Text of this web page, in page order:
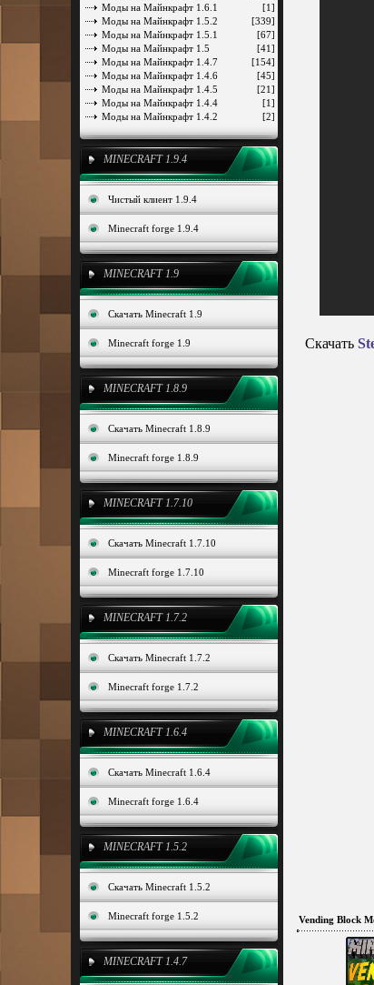
[1]
Моды на Майнкрафт 1.6.1
[339]
Моды на Майнкрафт 1.5.2
[67]
Моды на Майнкрафт 1.5.1
[41]
Моды на Майнкрафт 1.5
[154]
Моды на Майнкрафт 1.4.7
[45]
Моды на Майнкрафт 1.4.6
[21]
Моды на Майнкрафт 1.4.5
[1]
Моды на Майнкрафт 1.4.4
[2]
Моды на Майнкрафт 1.4.2
MINECRAFT 1.9.4
Чистый клиент 1.9.4
Minecraft forge 1.9.4
MINECRAFT 1.9
Скачать Minecraft 1.9
Minecraft forge 1.9
MINECRAFT 1.8.9
Скачать Minecraft 1.8.9
Minecraft forge 1.8.9
MINECRAFT 1.7.10
Скачать Minecraft 1.7.10
Minecraft forge 1.7.10
MINECRAFT 1.7.2
Скачать Minecraft 1.7.2
Minecraft forge 1.7.2
MINECRAFT 1.6.4
Скачать Minecraft 1.6.4
Minecraft forge 1.6.4
MINECRAFT 1.5.2
Скачать Minecraft 1.5.2
Minecraft forge 1.5.2
MINECRAFT 1.4.7
Скачать
Vending Block